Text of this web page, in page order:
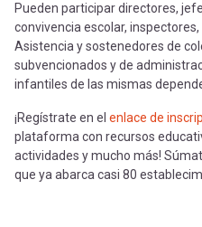
Pueden participar directores,
convivencia escolar,
Asistencia y sostenedores de
subvencionados y de
infantiles de las mismas
¡Regístrate en el enlace de
plataforma con recursos
actividades y mucho más!
que ya abarca casi 80